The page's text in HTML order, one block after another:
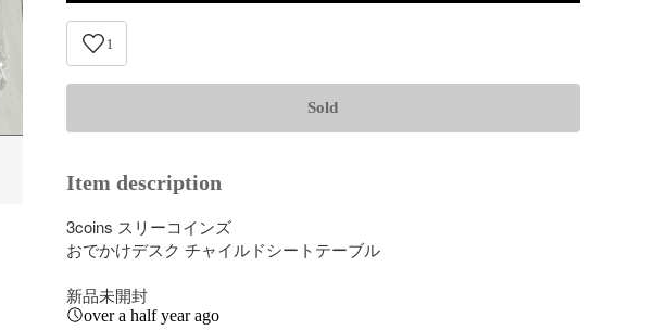
1
Sold
Item description
3coins スリーコインズ
おでかけデスク チャイルドシートテーブル
新品未開封
over a half year ago